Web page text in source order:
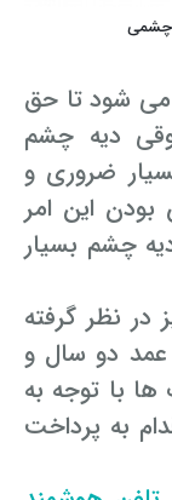
چشمی
شود تا حق
دیه چشم
ضروری و
این امر
چشم بسیار
در نظر گرفته
دو سال و
با توجه به
به پرداخت